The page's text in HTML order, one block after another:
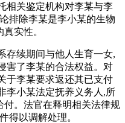
相关鉴定机构对李某与李
排除李某是李小某的生物
实性。
存续期间与他人生育一女,
害了李某的合法权益。对
于李某要求返还其已支付
李小某法定抚养义务人,所
付。法官在释明相关法律规
得以调解处理。